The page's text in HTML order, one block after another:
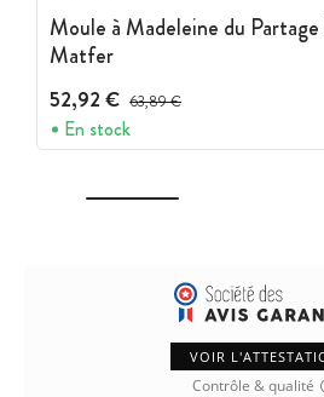
Moule à Madeleine du
Matfer
52,92 € Prix avant réduction :
63,89 €
En stock
VOIR
Contrôle & qualité